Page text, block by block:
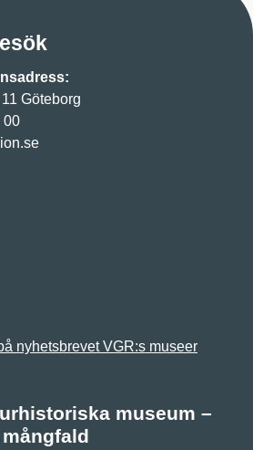
Göteborg
00
nyhetsbrevet VGR:s museer
museum –